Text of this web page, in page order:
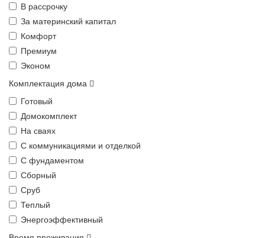
В рассрочку
За материнский капитал
Комфорт
Премиум
Эконом
Комплектация дома
Готовый
Домокомплект
На сваях
С коммуникациями и отделкой
С фундаментом
Сборный
Сруб
Теплый
Энергоэффективный